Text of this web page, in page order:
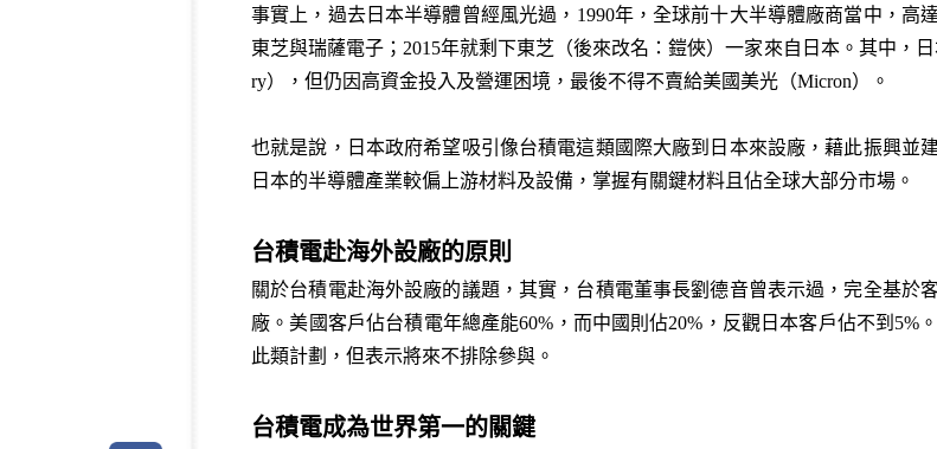
事實上，過去日本半導體曾經風光過，1990年，全球前十大半導體廠商當中，高
東芝與瑞薩電子；2015年就剩下東芝（後來改名：鎧俠）一家來自日本。其中，
ry），但仍因高資金投入及營運困境，最後不得不賣給美國美光（Micron）。
也就是說，日本政府希望吸引像台積電這類國際大廠到日本來設廠，藉此振興並
日本的半導體產業較偏上游材料及設備，掌握有關鍵材料且佔全球大部分市場。
台積電赴海外設廠的原則
關於台積電赴海外設廠的議題，其實，台積電董事長劉德音曾表示過，完全基於
廠。美國客戶佔台積電年總產能60%，而中國則佔20%，反觀日本客戶佔不到
此類計劃，但表示將來不排除參與。
台積電成為世界第一的關鍵